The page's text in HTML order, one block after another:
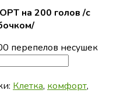
на 200 голов /с
перепелов несушек
Клетка, комфорт,